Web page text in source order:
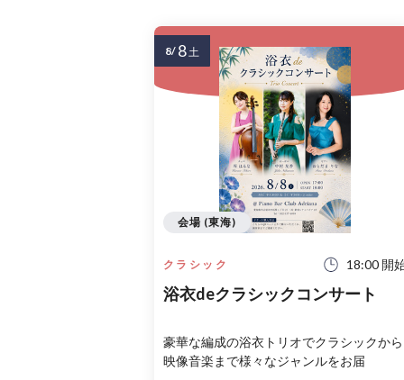
クラシック 18:00 開
浴衣deクラシックコンサート
豪華な編成の浴衣トリオでクラシックから
映像音楽まで様々なジャンルをお届
会場 (東海)
8/ 8土